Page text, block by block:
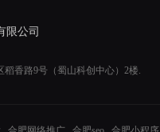
限公司
香路9号（蜀山科创中心）2楼.